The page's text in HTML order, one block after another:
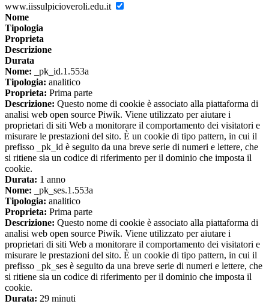
www.iissulpicioveroli.edu.it
Nome
Tipologia
Proprieta
Descrizione
Durata
Nome: _pk_id.1.553a
Tipologia: analitico
Proprieta: Prima parte
Descrizione: Questo nome di cookie è associato alla piattaforma di
analisi web open source Piwik. Viene utilizzato per aiutare i
proprietari di siti Web a monitorare il comportamento dei visitatori e
misurare le prestazioni del sito. È un cookie di tipo pattern, in cui il
prefisso _pk_id è seguito da una breve serie di numeri e lettere, che
si ritiene sia un codice di riferimento per il dominio che imposta il
cookie.
Durata: 1 anno
Nome: _pk_ses.1.553a
Tipologia: analitico
Proprieta: Prima parte
Descrizione: Questo nome di cookie è associato alla piattaforma di
analisi web open source Piwik. Viene utilizzato per aiutare i
proprietari di siti Web a monitorare il comportamento dei visitatori e
misurare le prestazioni del sito. È un cookie di tipo pattern, in cui il
prefisso _pk_ses è seguito da una breve serie di numeri e lettere, che
si ritiene sia un codice di riferimento per il dominio che imposta il
cookie.
Durata: 29 minuti